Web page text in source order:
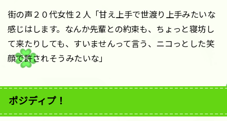
街の声２０代女性２人「甘え上手で世渡り上手みたいな
感じはします。なんか先輩との約束も、ちょっと寝坊し
て来たりしても、すいませんって言う、ニコっとした笑
顔で許されそうみたいな」
ポジディプ！